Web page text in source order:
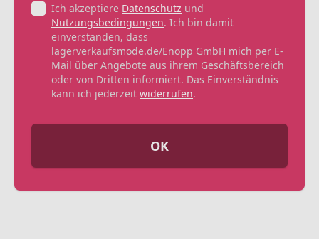
Ich akzeptiere Datenschutz und
Nutzungsbedingungen. Ich bin damit
einverstanden, dass
lagerverkaufsmode.de/Enopp GmbH mich per E-
Mail über Angebote aus ihrem Geschäftsbereich
oder von Dritten informiert. Das Einverständnis
kann ich jederzeit widerrufen.
OK